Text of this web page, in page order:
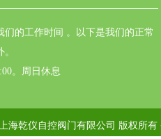
的工作时间 。以下是我们的正常
。周日休息
海乾仪自控阀门有限公司 版权所有